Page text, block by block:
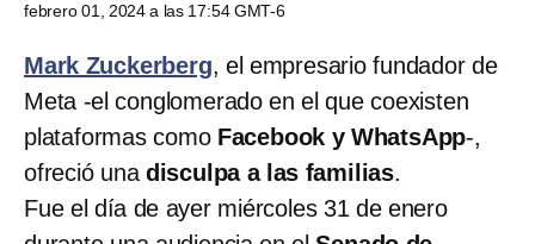
febrero 01, 2024 a las 17:54 GMT-6
Mark Zuckerberg, el empresario fundador de
Meta -el conglomerado en el que coexisten
plataformas como Facebook y WhatsApp-,
ofreció una disculpa a las familias.
Fue el día de ayer miércoles 31 de enero